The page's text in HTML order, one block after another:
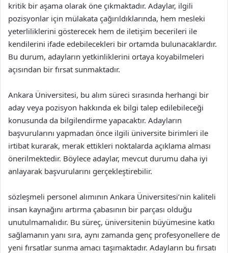
kritik bir aşama olarak öne çıkmaktadır. Adaylar, ilgili
pozisyonlar için mülakata çağırıldıklarında, hem mesleki
yeterliliklerini gösterecek hem de iletişim becerileri ile
kendilerini ifade edebilecekleri bir ortamda bulunacaklardır.
Bu durum, adayların yetkinliklerini ortaya koyabilmeleri
açısından bir fırsat sunmaktadır.
Ankara Üniversitesi, bu alım süreci sırasında herhangi bir
aday veya pozisyon hakkında ek bilgi talep edilebileceği
konusunda da bilgilendirme yapacaktır. Adayların
başvurularını yapmadan önce ilgili üniversite birimleri ile
irtibat kurarak, merak ettikleri noktalarda açıklama alması
önerilmektedir. Böylece adaylar, mevcut durumu daha iyi
anlayarak başvurularını gerçekleştirebilir.
sözleşmeli personel alımının Ankara Üniversitesi’nin kaliteli
insan kaynağını artırma çabasının bir parçası olduğu
unutulmamalıdır. Bu süreç, üniversitenin büyümesine katkı
sağlamanın yanı sıra, aynı zamanda genç profesyonellere de
yeni fırsatlar sunma amacı taşımaktadır. Adayların bu fırsatı